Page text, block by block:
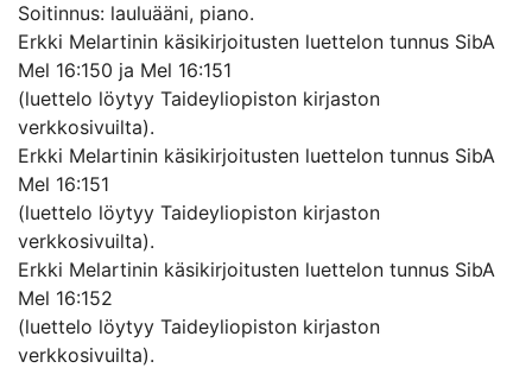
Soitinnus: lauluääni, piano.
Erkki Melartinin käsikirjoitusten luettelon tunnus SibA
Mel 16:150 ja Mel 16:151
(luettelo löytyy Taideyliopiston kirjaston
verkkosivuilta).
Erkki Melartinin käsikirjoitusten luettelon tunnus SibA
Mel 16:151
(luettelo löytyy Taideyliopiston kirjaston
verkkosivuilta).
Erkki Melartinin käsikirjoitusten luettelon tunnus SibA
Mel 16:152
(luettelo löytyy Taideyliopiston kirjaston
verkkosivuilta).